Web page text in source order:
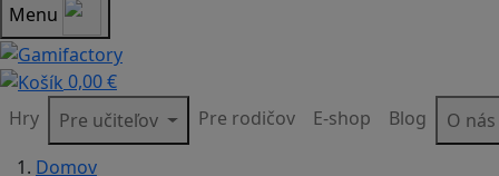
Menu
0,00 €
Hry
Pre učiteľov Pre rodičov E-shop Blog
O nás
Domov